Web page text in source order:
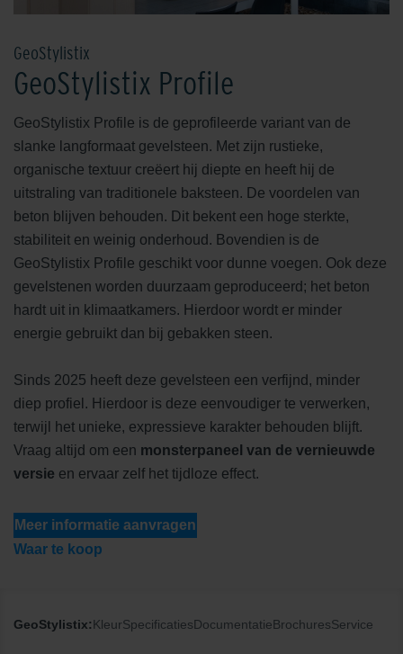
GeoStylistix
GeoStylistix Profile
GeoStylistix Profile is de geprofileerde variant van de
slanke langformaat gevelsteen. Met zijn rustieke,
organische textuur creëert hij diepte en heeft hij de
uitstraling van traditionele baksteen. De voordelen van
beton blijven behouden. Dit bekent een hoge sterkte,
stabiliteit en weinig onderhoud. Bovendien is de
GeoStylistix Profile geschikt voor dunne voegen. Ook deze
gevelstenen worden duurzaam geproduceerd; het beton
hardt uit in klimaatkamers. Hierdoor wordt er minder
energie gebruikt dan bij gebakken steen.
Sinds 2025 heeft deze gevelsteen een verfijnd, minder
diep profiel. Hierdoor is deze eenvoudiger te verwerken,
terwijl het unieke, expressieve karakter behouden blijft.
Vraag altijd om een monsterpaneel van de vernieuwde
versie en ervaar zelf het tijdloze effect.
Meer informatie aanvragen
Waar te koop
GeoStylistix:KleurSpecificatiesDocumentatieBrochuresService